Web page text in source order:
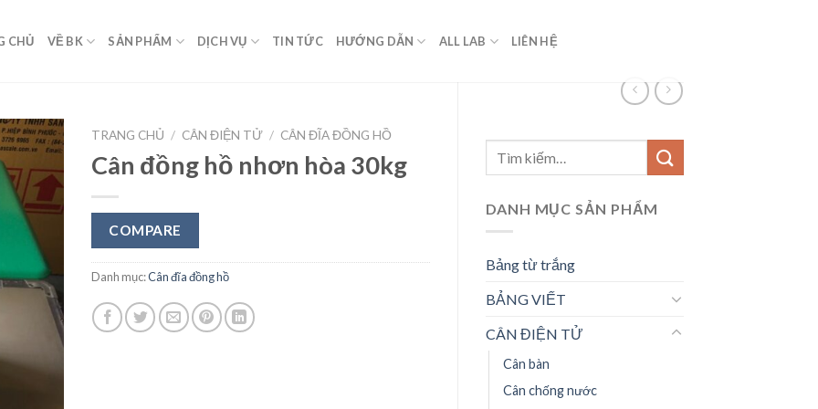
CHỦ VỀ BK SẢN PHẨM DỊCH VỤ TIN TỨC HƯỚNG DẪN ALL LAB LIÊN HỆ
Tìm
kiếm:
DANH MỤC SẢN PHẨM
Bảng từ trắng
BẢNG VIẾT
CÂN ĐIỆN TỬ
Cân bàn
Cân chống nước
Add to
Wishlist
TRANG CHỦ / CÂN ĐIỆN TỬ / CÂN ĐĨA ĐỒNG HỒ
Cân đồng hồ nhơn hòa 30kg
COMPARE
Danh mục:Cân đĩa đồng hồ